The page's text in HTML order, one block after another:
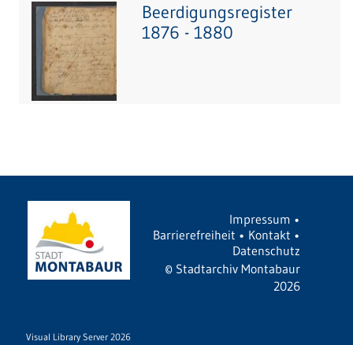
Beerdigungsregister
1876 - 1880
Impressum •
Barrierefreiheit • Kontakt •
Datenschutz
© Stadtarchiv Montabaur
2026
Visual Library Server 2026